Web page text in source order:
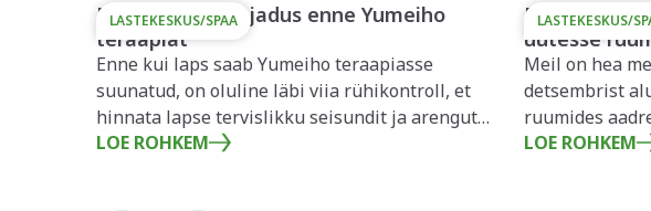
LASTEKESKUS/SPAA
Rühikontrolli vajadus enne Yumeiho
teraapiat
Enne kui laps saab Yumeiho teraapiasse
suunatud, on oluline läbi viia rühikontroll, et
hinnata lapse tervislikku seisundit ja arengut.
Rühikontroll
LOE ROHKEM
LASTEKESKUS/
Meie
uutesse
Meil on hea
detsembrist
ruumides
tähistab meie
LOE ROHKEM